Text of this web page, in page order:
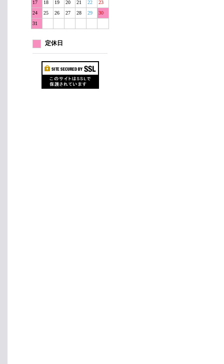
17 18 19 20 21 22
23
24
25 26 27 28 29
30
31
定休日